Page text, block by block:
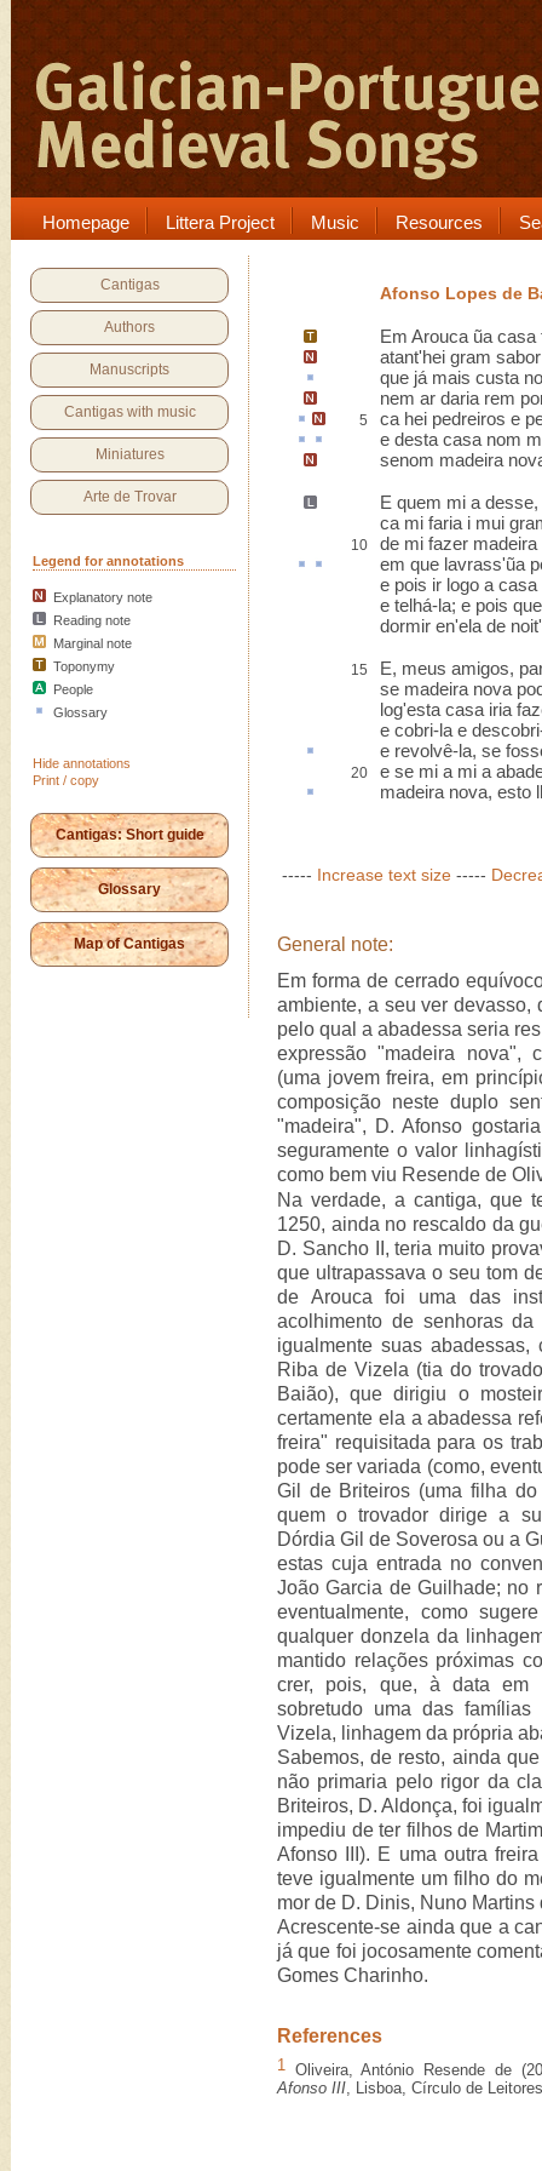
Homepage Littera Project Music Resources
Cantigas
Authors
Manuscripts
Cantigas with music
Miniatures
Arte de Trovar
Legend for annotations
Explanatory note
Reading note
Marginal note
Toponymy
People
Glossary
Hide annotations
Print / copy
Cantigas: Short guide
Glossary
Map of Cantigas
Afonso Lopes de
Em Arouca ũa casa
atant'hei gram
que já mais custa
nem ar daria rem
5 ca hei pedreiros e
e desta casa nom
senom madeira
E quem mi a desse,
ca mi faria i mui
10
de mi fazer madeira
em que lavrass'ũa
e pois ir logo a
e telhá-la; e pois
dormir en'ela de
15
E, meus amigos,
se madeira nova
log'esta casa iria
e cobri-la e
e revolvê-la, se
20
e se mi a mi a
madeira nova, esto
----- Increase text size -----
General note:
Em forma de cerrado
ambiente, a seu ver devasso,
pelo qual a abadessa seria
expressão "madeira nova",
(uma jovem freira, em
composição neste duplo
"madeira", D. Afonso
seguramente o valor
como bem viu Resende de
Na verdade, a cantiga, que
1250, ainda no rescaldo da
D. Sancho II, teria muito
que ultrapassava o seu tom
de Arouca foi uma das
acolhimento de senhoras
igualmente suas
Riba de Vizela (tia do
Baião), que dirigiu o
certamente ela a abadessa
freira" requisitada para os
pode ser variada (como,
Gil de Briteiros (uma filha
quem o trovador dirige a
Dórdia Gil de Soverosa ou a
estas cuja entrada no
João Garcia de Guilhade; no
eventualmente, como
qualquer donzela da
mantido relações próximas
crer, pois, que, à data em
sobretudo uma das
Vizela, linhagem da própria
Sabemos, de resto, ainda
não primaria pelo rigor da
Briteiros, D. Aldonça, foi
impediu de ter filhos de
Afonso III). E uma outra
teve igualmente um filho do
mor de D. Dinis, Nuno Martins
Acrescente-se ainda que a
já que foi jocosamente
Gomes Charinho.
References
1
Oliveira, António Resende de
Afonso III, Lisboa, Círculo de